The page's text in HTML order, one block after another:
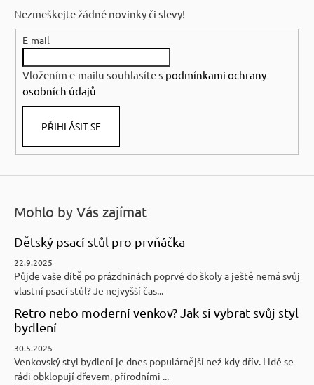
Nezmeškejte žádné novinky či slevy!
E-mail
Vložením e-mailu souhlasíte s podmínkami ochrany
osobních údajů
PŘIHLÁSIT SE
Mohlo by Vás zajímat
Dětský psací stůl pro prvňáčka
22.9.2025
Půjde vaše dítě po prázdninách poprvé do školy a ještě nemá svůj
vlastní psací stůl? Je nejvyšší čas...
Retro nebo moderní venkov? Jak si vybrat svůj styl
bydlení
30.5.2025
Venkovský styl bydlení je dnes populárnější než kdy dřív. Lidé se
rádi obklopují dřevem, přírodními ...